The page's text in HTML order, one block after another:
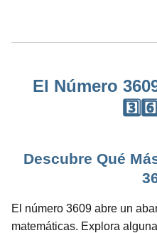
El Número
Descubre Qué
El número 3609 abre un
matemáticas. Explora